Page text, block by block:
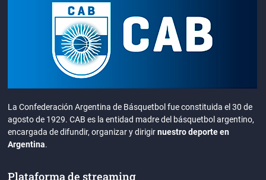
La Confederación Argentina de Básquetbol fue constituida el 30 de
agosto de 1929. CAB es la entidad madre del básquetbol argentino,
encargada de difundir, organizar y dirigirnuestro deporte en
Argentina.
Plataforma de streaming